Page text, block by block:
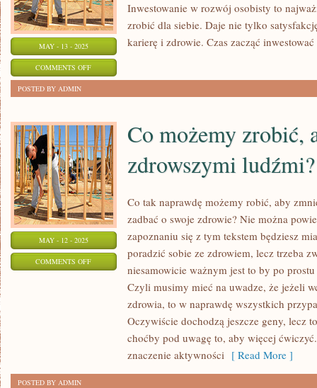
MAY - 13 - 2025
COMMENTS OFFON
INWESTOWANIA
W
ROZWÓJ
OSOBISTY
Inwestowanie w rozwój osobisty to
zrobić dla siebie. Daje nie tylko
karierę i zdrowie. Czas zacząć
POSTED BY ADMIN
MAY - 12 - 2025
COMMENTS OFFON
Co możemy zrobić,
zdrowszymi ludźmi?
Co tak naprawdę możemy robić, aby
zadbać o swoje zdrowie? Nie można
zapoznaniu się z tym tekstem będziesz
poradzić sobie ze zdrowiem, lecz trzeba
niesamowicie ważnym jest to by po
Czyli musimy mieć na uwadze, że jeżeli
zdrowia, to w naprawdę wszystkich
Oczywiście dochodzą jeszcze geny, lecz
choćby pod uwagę to, aby więcej
znaczenie aktywności [ Read More ]
POSTED BY ADMIN